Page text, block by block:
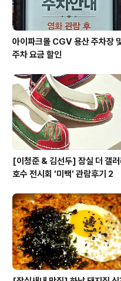
아이파크몰 CGV 용산 주차장
주차 요금 할인
[이청준 & 김선두] 잠실 더 갤러
호수 전시회 '미백' 관람후기 2